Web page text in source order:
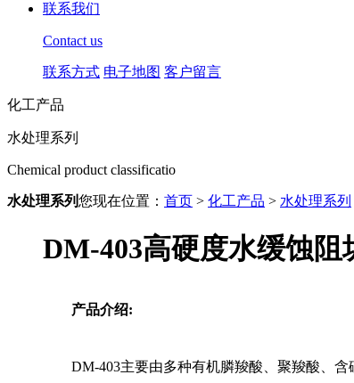
联系我们
Contact us
联系方式 电子地图 客户留言
化工产品
水处理系列
Chemical product classificatio
水处理系列您现在位置： 首页 > 化工产品 > 水处理系列
DM-403高硬度水缓蚀阻
产品介绍:
DM-403主要由多种有机膦羧酸、聚羧酸、